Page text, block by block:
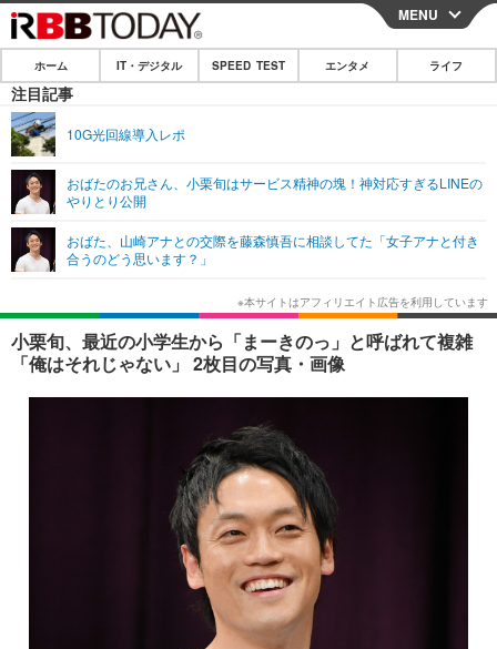
CLOSE
ホーム
IT・デジタル
ネタ
ショッピング その他
SPEED TEST
エンタメ
エンタメTOP
韓国・芸能
音楽 スポーツ
ライフ
ライフTOP グルメ
ペット ショッピング
その他
リリース一覧
プッシュ通知の停止方法
MENU
ホーム IT・デジタル SPEED TEST エンタメ ライフ
注目記事
10G光回線導入レポ
おばたのお兄さん、小栗旬はサービス精神の塊！神対応すぎるLINEの
やりとり公開
おばた、山崎アナとの交際を藤森慎吾に相談してた「女子アナと付き
合うのどう思います？」
小栗旬、最近の小学生から「まーきのっ」と呼ばれて複雑
「俺はそれじゃない」 2枚目の写真・画像